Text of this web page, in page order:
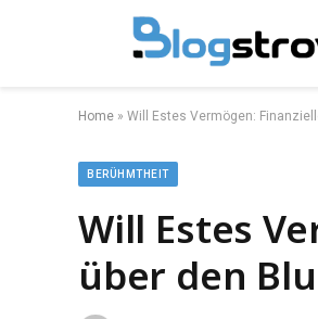
Home » Will Estes Vermögen:
BERÜHMTHEIT
Will Estes
über den